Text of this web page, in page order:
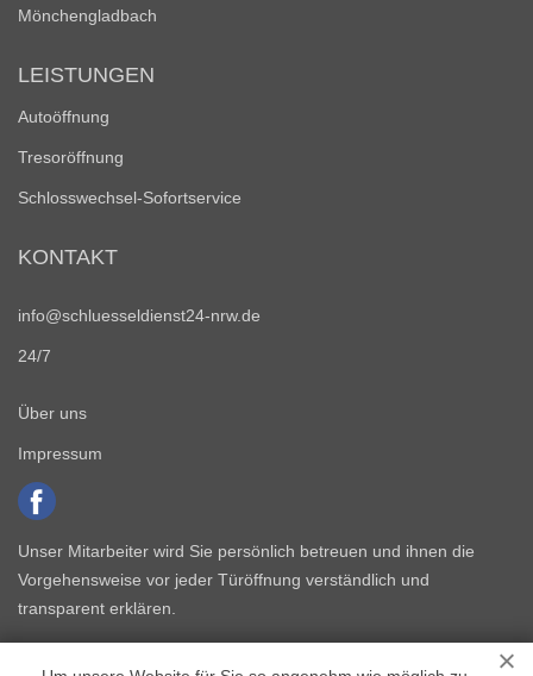
Mönchengladbach
LEISTUNGEN
Autoöffnung
Tresoröffnung
Schlosswechsel-Sofortservice
KONTAKT
info@schluesseldienst24-nrw.de
24/7
Über uns
Impressum
Unser Mitarbeiter wird Sie persönlich betreuen und ihnen die
Vorgehensweise vor jeder Türöffnung verständlich und
transparent erklären.